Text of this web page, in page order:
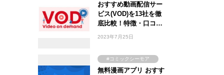
#Amazon Prime
Video
#FOD
#WOWOW
#ABEMA
おすすめ動画配信サー
ビス(VOD)を13社を徹
底比較！特徴・口コ…
2023年7月25日
#コミックシーモア
#ebookjapan
無料漫画アプリ おすす